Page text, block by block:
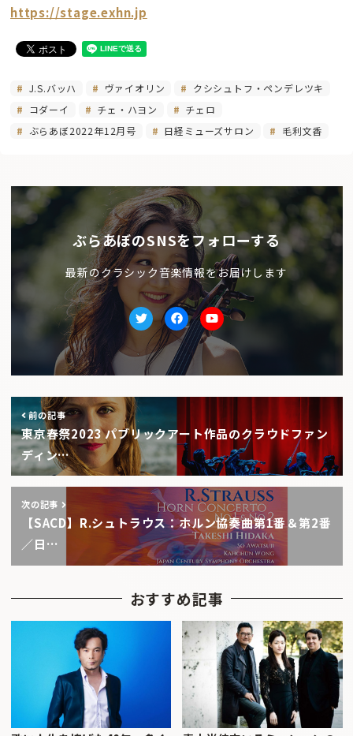
https://stage.exhn.jp
J.S.バッハ ヴァイオリン
クシシュトフ・ペンデレツキ
コダーイ
チェ・ハヨン
チェロ
ぶらあぼ2022年12月号
日経ミューズサロン 毛利文香
ぶらあぼのSNSをフォローする
最新のクラシック音楽情報をお届けします
TwitterfacebookYoutube
前の記事
東京春祭2023 パブリックアート作品のクラウドファン
ディン…
次の記事
【SACD】R.シュトラウス：ホルン協奏曲第1番＆第2番
／日…
おすすめ記事